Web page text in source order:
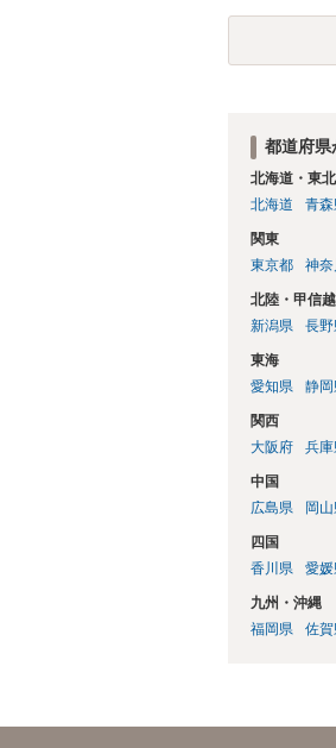
都道府県
北海道・東北
北海道
青森
関東
東京都
神奈
北陸・甲信越
新潟県
長野
東海
愛知県
静岡
関西
大阪府
兵庫
中国
広島県
岡山
四国
香川県
愛媛
九州・沖縄
福岡県
佐賀